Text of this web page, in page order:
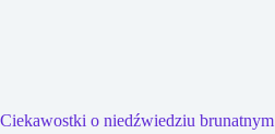
Ciekawostki o niedźwiedziu brunatnym